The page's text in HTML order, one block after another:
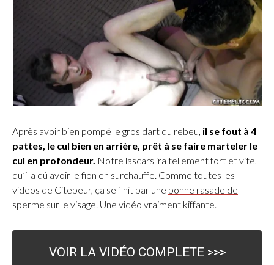
Après avoir bien pompé le gros dart du rebeu, il se fout à 4
pattes, le cul bien en arrière, prêt à se faire marteler le
cul en profondeur. Notre lascars ira tellement fort et vite,
qu’il a dû avoir le fion en surchauffe. Comme toutes les
videos de Citebeur, ça se finit par une bonne rasade de
sperme sur le visage. Une vidéo vraiment kiffante.
VOIR LA VIDÉO COMPLETE >>>